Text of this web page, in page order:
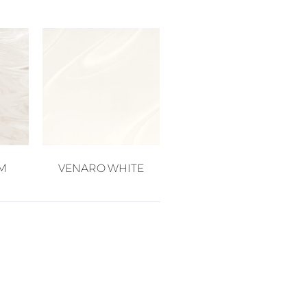
VENARO WHITE